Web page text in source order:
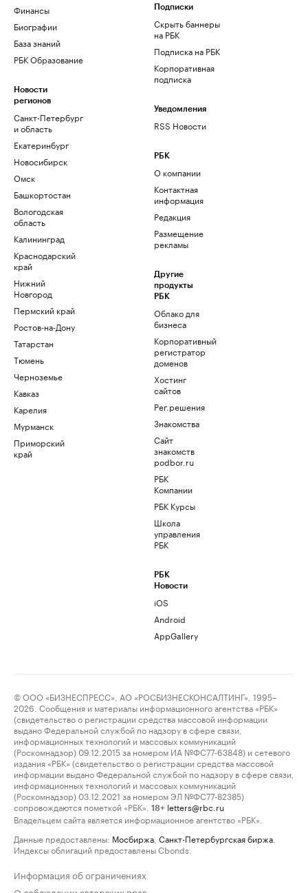
Финансы
Биографии
База знаний
РБК Образование
Новости
регионов
Санкт-Петербург
и область
Екатеринбург
Новосибирск
Омск
Башкортостан
Вологодская
область
Калининград
Краснодарский
край
Нижний
Новгород
Пермский край
Ростов-на-Дону
Татарстан
Тюмень
Черноземье
Кавказ
Карелия
Мурманск
Приморский
край
Подписки
Скрыть баннеры
на РБК
Подписка на РБК
Корпоративная
подписка
Уведомления
RSS Новости
РБК
О компании
Контактная
информация
Редакция
Размещение
рекламы
Другие
продукты
РБК
Облако для
бизнеса
Корпоративный
регистратор
доменов
Хостинг
сайтов
Рег.решения
Знакомства
Сайт
знакомств
podbor.ru
РБК
Компании
РБК Курсы
Школа
управления
РБК
РБК
Новости
iOS
Android
AppGallery
© ООО «БИЗНЕСПРЕСС», АО «РОСБИЗНЕСКОНСАЛТИНГ», 1995–
2026. Сообщения и материалы информационного агентства «РБК»
(свидетельство о регистрации средства массовой информации
выдано Федеральной службой по надзору в сфере связи,
информационных технологий и массовых коммуникаций
(Роскомнадзор) 09.12.2015 за номером ИА №ФС77-63848) и сетевого
издания «РБК» (свидетельство о регистрации средства массовой
информации выдано Федеральной службой по надзору в сфере связи,
информационных технологий и массовых коммуникаций
(Роскомнадзор) 03.12.2021 за номером ЭЛ №ФС77-82385)
сопровождаются пометкой «РБК».
18+ letters@rbc.ru
Владельцем сайта является информационное агентство «РБК».
Данные предоставлены: Мосбиржа Санкт-Петербургская биржа
Индексы облигаций предоставлены Cbonds.
Информация об ограничениях